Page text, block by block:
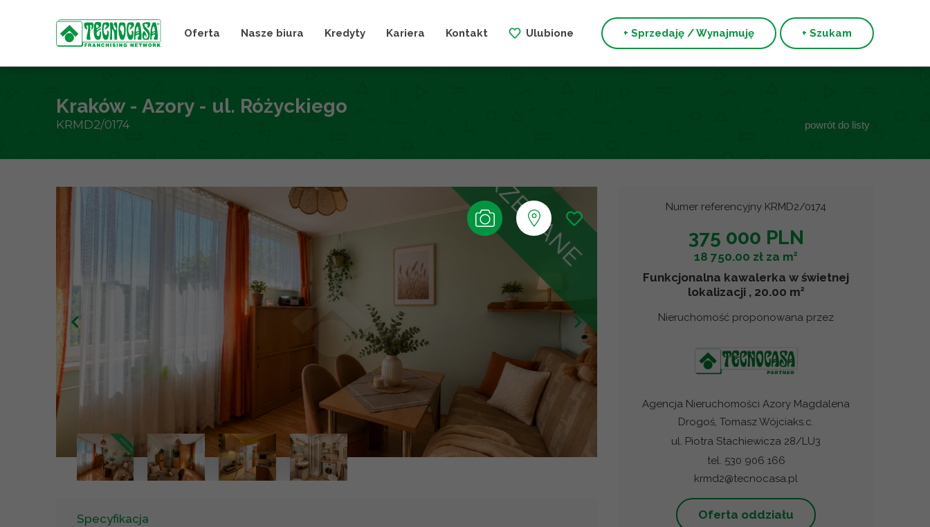
Oferta Nasze biura Kredyty Kariera Kontakt Ulubione + Sprzedaję / Wynajmuję + Szukam
Kraków - Azory - ul. Różyckiego
KRMD2/0174 powrót do listy
Numer referencyjny KRMD2/0174
375 000 PLN
18 750.00 zł za m2
Funkcjonalna kawalerka w świetnej
lokalizacji , 20.00 m2
Nieruchomość proponowana przez
Agencja Nieruchomości Azory Magdalena
Drogoś, Tomasz Wójciaks.c.
ul. Piotra Stachiewicza 28/LU3
tel. 530 906 166
krmd2@tecnocasa.pl
Oferta oddziału
+
Leaflet OpenStreetMap
Specyfikacja